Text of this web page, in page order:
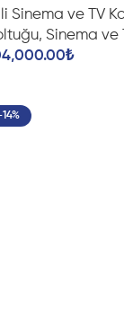
Sinema ve TV
, Sinema ve
₺